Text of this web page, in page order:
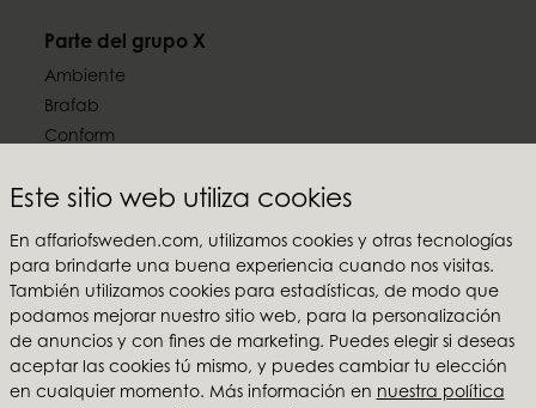
Este sitio web utiliza cookies
En affariofsweden.com, utilizamos cookies y otras tecnologías
para brindarte una buena experiencia cuando nos visitas.
También utilizamos cookies para estadísticas, de modo que
podamos mejorar nuestro sitio web, para la personalización
de anuncios y con fines de marketing. Puedes elegir si deseas
aceptar las cookies tú mismo, y puedes cambiar tu elección
en cualquier momento. Más información en nuestra política
Parte del grupo X
Ambiente
Brafab
Conform
MTI
Síguenos en las redes sociales
Affari of Sweden